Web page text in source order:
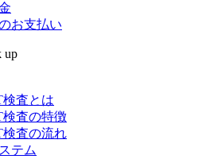
お支払い
up
検査とは
検査の特徴
検査の流れ
テム